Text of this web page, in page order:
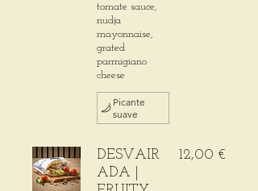
tomate sauce,
nudja
mayonnaise,
grated
parmigiano
cheese
Picante
suave
DESVAIR
ADA |
12,00 €